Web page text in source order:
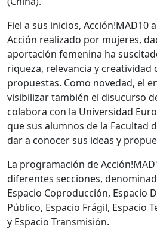
Fiel a sus inicios, Acción!MAD10
Acción realizado por mujeres,
aportación femenina ha
riqueza, relevancia y creatividad
propuestas. Como novedad, el
visibilizar también el disucurso
colabora con la Universidad
que sus alumnos de la Facultad
dar a conocer sus ideas y
La programación de
diferentes secciones,
Espacio Coproducción, Espacio
Público, Espacio Frágil, Espacio
y Espacio Transmisión.